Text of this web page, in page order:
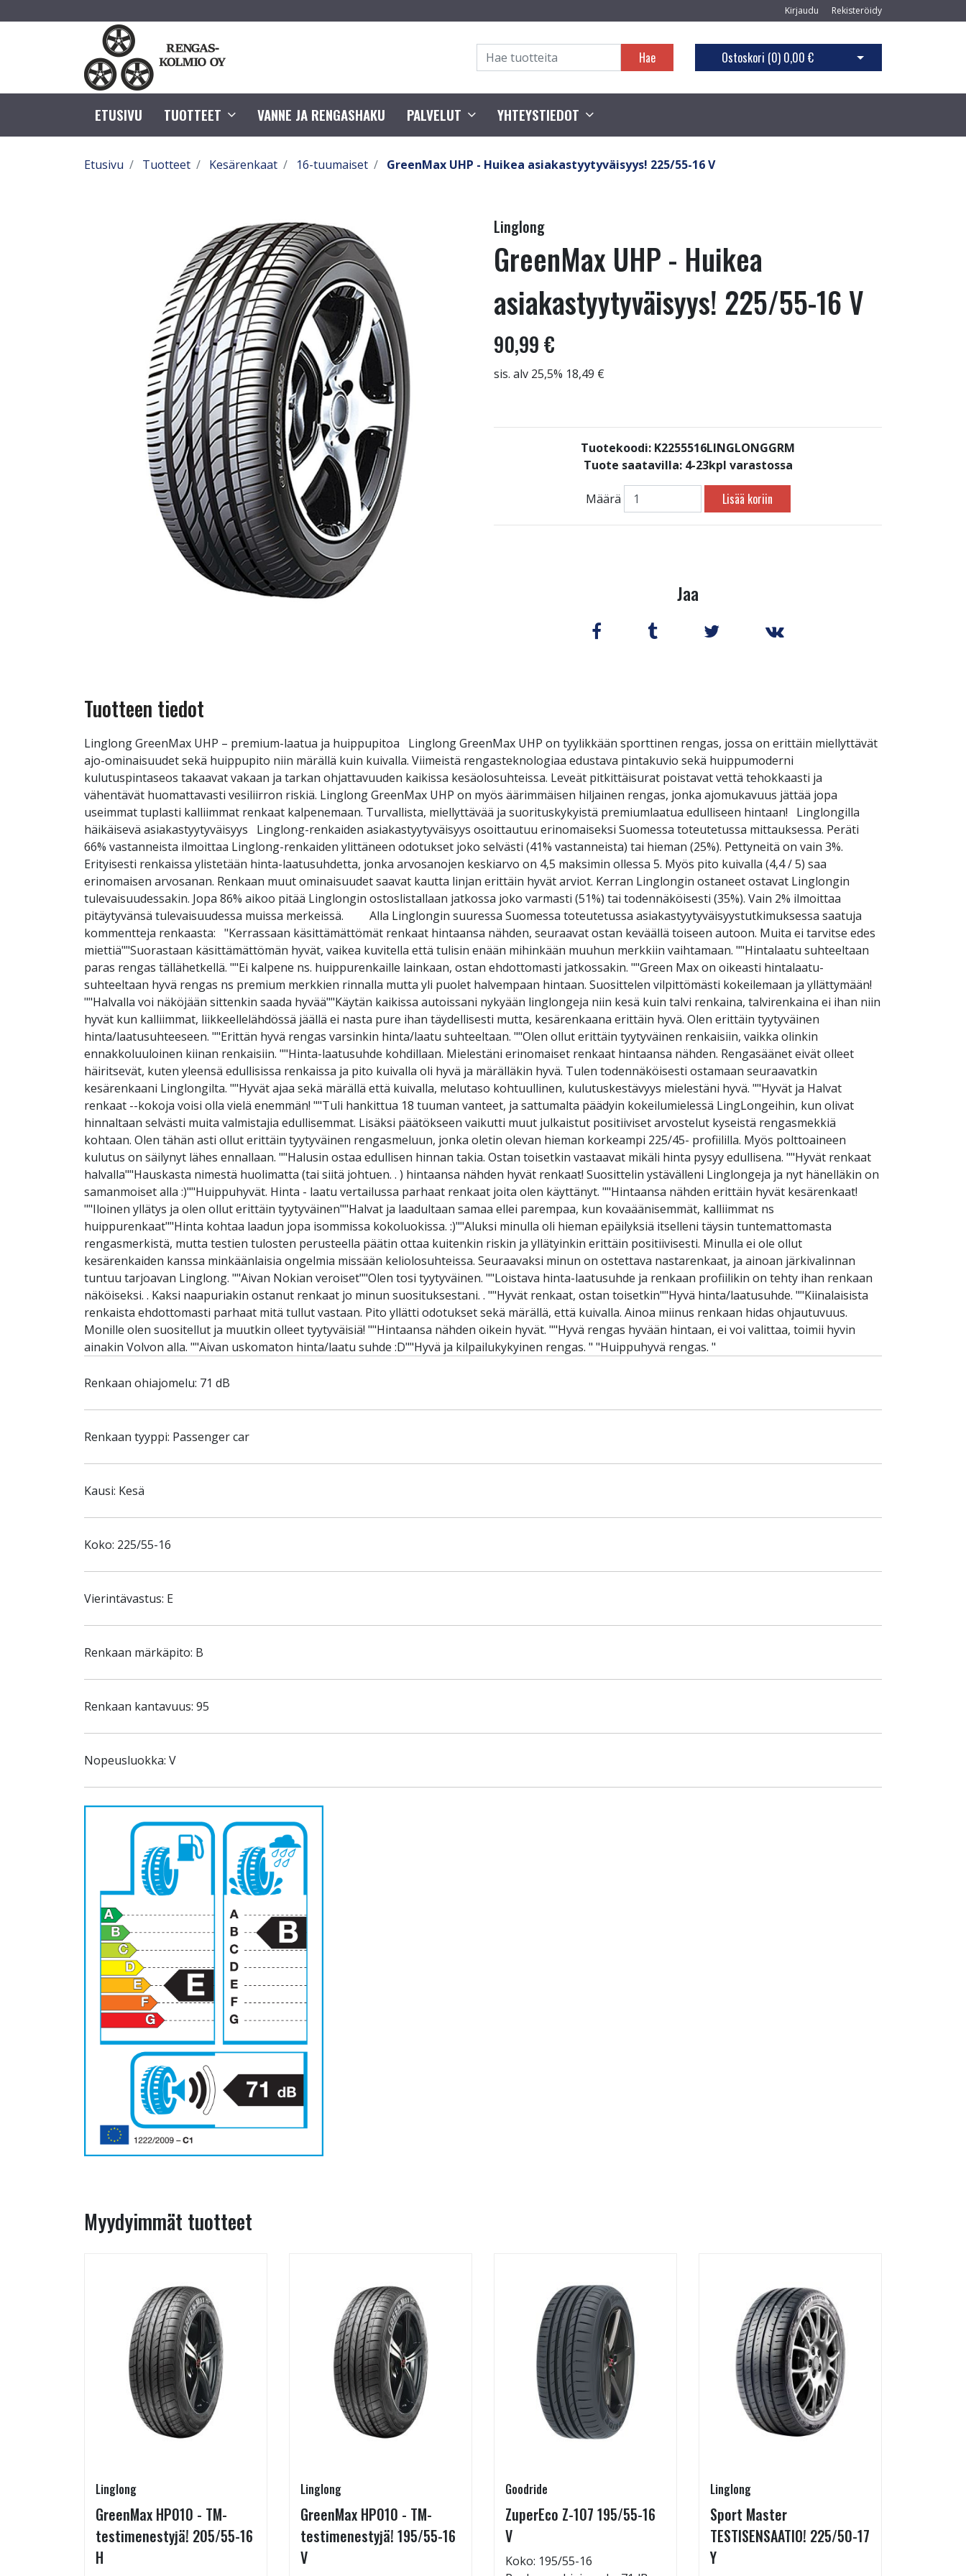
Kirjaudu Rekisteröidy
Hae Ostoskori (0) 0,00 € Avaa ostoskori
ETUSIVU TUOTTEET VANNE JA RENGASHAKU PALVELUT YHTEYSTIEDOT
Etusivu Tuotteet Kesärenkaat 16-tuumaiset GreenMax UHP - Huikea asiakastyytyväisyys! 225/55-16 V
Linglong
GreenMax UHP - Huikea
asiakastyytyväisyys! 225/55-16 V
90,99 €
sis. alv 25,5% 18,49 €
Tuotekoodi: K2255516LINGLONGGRM
Tuote saatavilla: 4-23kpl varastossa
Määrä Lisää koriin
Jaa
Tuotteen tiedot
Linglong GreenMax UHP – premium-laatua ja huippupitoa Linglong GreenMax UHP on tyylikkään sporttinen rengas, jossa on erittäin miellyttävät
ajo-ominaisuudet sekä huippupito niin märällä kuin kuivalla. Viimeistä rengasteknologiaa edustava pintakuvio sekä huippumoderni
kulutuspintaseos takaavat vakaan ja tarkan ohjattavuuden kaikissa kesäolosuhteissa. Leveät pitkittäisurat poistavat vettä tehokkaasti ja
vähentävät huomattavasti vesiliirron riskiä. Linglong GreenMax UHP on myös äärimmäisen hiljainen rengas, jonka ajomukavuus jättää jopa
useimmat tuplasti kalliimmat renkaat kalpenemaan. Turvallista, miellyttävää ja suorituskykyistä premiumlaatua edulliseen hintaan! Linglongilla
häikäisevä asiakastyytyväisyys Linglong-renkaiden asiakastyytyväisyys osoittautuu erinomaiseksi Suomessa toteutetussa mittauksessa. Peräti
66% vastanneista ilmoittaa Linglong-renkaiden ylittäneen odotukset joko selvästi (41% vastanneista) tai hieman (25%). Pettyneitä on vain 3%.
Erityisesti renkaissa ylistetään hinta-laatusuhdetta, jonka arvosanojen keskiarvo on 4,5 maksimin ollessa 5. Myös pito kuivalla (4,4 / 5) saa
erinomaisen arvosanan. Renkaan muut ominaisuudet saavat kautta linjan erittäin hyvät arviot. Kerran Linglongin ostaneet ostavat Linglongin
tulevaisuudessakin. Jopa 86% aikoo pitää Linglongin ostoslistallaan jatkossa joko varmasti (51%) tai todennäköisesti (35%). Vain 2% ilmoittaa
pitäytyvänsä tulevaisuudessa muissa merkeissä. Alla Linglongin suuressa Suomessa toteutetussa asiakastyytyväisyystutkimuksessa saatuja
kommentteja renkaasta: "Kerrassaan käsittämättömät renkaat hintaansa nähden, seuraavat ostan keväällä toiseen autoon. Muita ei tarvitse edes
miettiä""Suorastaan käsittämättömän hyvät, vaikea kuvitella että tulisin enään mihinkään muuhun merkkiin vaihtamaan. ""Hintalaatu suhteeltaan
paras rengas tällähetkellä. ""Ei kalpene ns. huippurenkaille lainkaan, ostan ehdottomasti jatkossakin. ""Green Max on oikeasti hintalaatu-
suhteeltaan hyvä rengas ns premium merkkien rinnalla mutta yli puolet halvempaan hintaan. Suosittelen vilpittömästi kokeilemaan ja yllättymään!
""Halvalla voi näköjään sittenkin saada hyvää""Käytän kaikissa autoissani nykyään linglongeja niin kesä kuin talvi renkaina, talvirenkaina ei ihan niin
hyvät kun kalliimmat, liikkeellelähdössä jäällä ei nasta pure ihan täydellisesti mutta, kesärenkaana erittäin hyvä. Olen erittäin tyytyväinen
hinta/laatusuhteeseen. ""Erittän hyvä rengas varsinkin hinta/laatu suhteeltaan. ""Olen ollut erittäin tyytyväinen renkaisiin, vaikka olinkin
ennakkoluuloinen kiinan renkaisiin. ""Hinta-laatusuhde kohdillaan. Mielestäni erinomaiset renkaat hintaansa nähden. Rengasäänet eivät olleet
häiritsevät, kuten yleensä edullisissa renkaissa ja pito kuivalla oli hyvä ja märälläkin hyvä. Tulen todennäköisesti ostamaan seuraavatkin
kesärenkaani Linglongilta. ""Hyvät ajaa sekä märällä että kuivalla, melutaso kohtuullinen, kulutuskestävyys mielestäni hyvä. ""Hyvät ja Halvat
renkaat --kokoja voisi olla vielä enemmän! ""Tuli hankittua 18 tuuman vanteet, ja sattumalta päädyin kokeilumielessä LingLongeihin, kun olivat
hinnaltaan selvästi muita valmistajia edullisemmat. Lisäksi päätökseen vaikutti muut julkaistut positiiviset arvostelut kyseistä rengasmekkiä
kohtaan. Olen tähän asti ollut erittäin tyytyväinen rengasmeluun, jonka oletin olevan hieman korkeampi 225/45- profiililla. Myös polttoaineen
kulutus on säilynyt lähes ennallaan. ""Halusin ostaa edullisen hinnan takia. Ostan toisetkin vastaavat mikäli hinta pysyy edullisena. ""Hyvät renkaat
halvalla""Hauskasta nimestä huolimatta (tai siitä johtuen. . ) hintaansa nähden hyvät renkaat! Suosittelin ystävälleni Linglongeja ja nyt hänelläkin on
samanmoiset alla :)""Huippuhyvät. Hinta - laatu vertailussa parhaat renkaat joita olen käyttänyt. ""Hintaansa nähden erittäin hyvät kesärenkaat!
""Iloinen yllätys ja olen ollut erittäin tyytyväinen""Halvat ja laadultaan samaa ellei parempaa, kun kovaäänisemmät, kalliimmat ns
huippurenkaat""Hinta kohtaa laadun jopa isommissa kokoluokissa. :)""Aluksi minulla oli hieman epäilyksiä itselleni täysin tuntemattomasta
rengasmerkistä, mutta testien tulosten perusteella päätin ottaa kuitenkin riskin ja yllätyinkin erittäin positiivisesti. Minulla ei ole ollut
kesärenkaiden kanssa minkäänlaisia ongelmia missään keliolosuhteissa. Seuraavaksi minun on ostettava nastarenkaat, ja ainoan järkivalinnan
tuntuu tarjoavan Linglong. ""Aivan Nokian veroiset""Olen tosi tyytyväinen. ""Loistava hinta-laatusuhde ja renkaan profiilikin on tehty ihan renkaan
näköiseksi. . Kaksi naapuriakin ostanut renkaat jo minun suosituksestani. . ""Hyvät renkaat, ostan toisetkin""Hyvä hinta/laatusuhde. ""Kiinalaisista
renkaista ehdottomasti parhaat mitä tullut vastaan. Pito yllätti odotukset sekä märällä, että kuivalla. Ainoa miinus renkaan hidas ohjautuvuus.
Monille olen suositellut ja muutkin olleet tyytyväisiä! ""Hintaansa nähden oikein hyvät. ""Hyvä rengas hyvään hintaan, ei voi valittaa, toimii hyvin
ainakin Volvon alla. ""Aivan uskomaton hinta/laatu suhde :D""Hyvä ja kilpailukykyinen rengas. " "Huippuhyvä rengas. "
Renkaan ohiajomelu: 71 dB
Renkaan tyyppi: Passenger car
Kausi: Kesä
Koko: 225/55-16
Vierintävastus: E
Renkaan märkäpito: B
Renkaan kantavuus: 95
Nopeusluokka: V
Myydyimmät tuotteet
Linglong
GreenMax HP010 - TM-
testimenestyjä! 205/55-16
H
Linglong
GreenMax HP010 - TM-
testimenestyjä! 195/55-16
V
Goodride
ZuperEco Z-107 195/55-16
V
Koko: 195/55-16
Linglong
Sport Master
TESTISENSAATIO! 225/50-17
Y